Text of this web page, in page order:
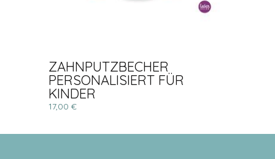
ZAHNPUTZBECHER
PERSONALISIERT FÜR
KINDER
17,00 €